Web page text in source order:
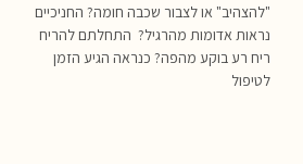
"להצהיב" או לצבור שכבה חומה? החניכיים
נראות אדומות מהרגיל? התחלתם להריח
ריח רע בוקע מהפה? כנראה הגיע הזמן
לטיפול